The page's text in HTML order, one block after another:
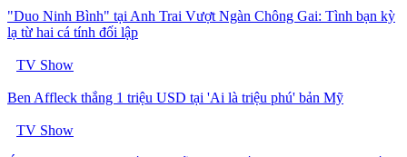
"Duo Ninh Bình" tại Anh Trai Vượt Ngàn Chông Gai: Tình bạn kỳ
lạ từ hai cá tính đối lập
TV Show
Ben Affleck thắng 1 triệu USD tại 'Ai là triệu phú' bản Mỹ
TV Show